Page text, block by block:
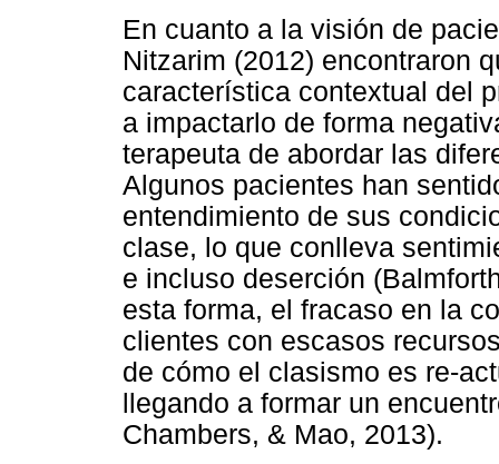
En cuanto a la visión de
Nitzarim (2012) encontraron
característica contextual del
a impactarlo de forma
terapeuta de abordar las
Algunos pacientes han
entendimiento de sus
clase, lo que conlleva
e incluso deserción
esta forma, el fracaso en la
clientes con escasos
de cómo el clasismo es re-
llegando a formar un
Chambers, & Mao, 2013).